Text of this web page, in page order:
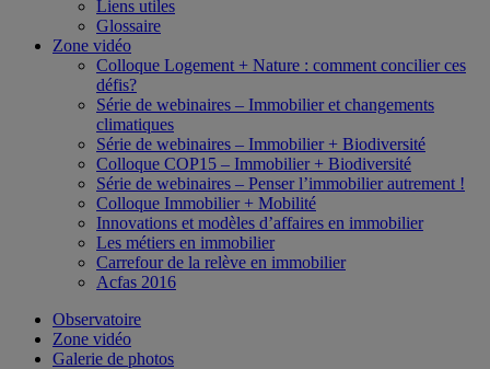
Liens utiles
Glossaire
Zone vidéo
Colloque Logement + Nature : comment concilier ces
défis?
Série de webinaires – Immobilier et changements
climatiques
Série de webinaires – Immobilier + Biodiversité
Colloque COP15 – Immobilier + Biodiversité
Série de webinaires – Penser l’immobilier autrement !
Colloque Immobilier + Mobilité
Innovations et modèles d’affaires en immobilier
Les métiers en immobilier
Carrefour de la relève en immobilier
Acfas 2016
Observatoire
Zone vidéo
Galerie de photos